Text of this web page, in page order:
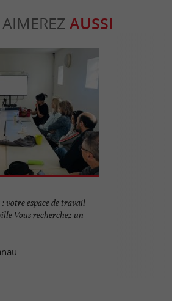
AUSSI
votre espace de travail
Vous recherchez un